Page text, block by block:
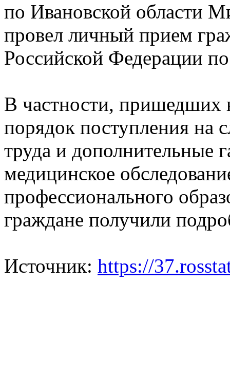
по Ивановской области
провел личный прием
Российской Федерации
В частности, пришедших
порядок поступления на
труда и дополнительные
медицинское
профессионального
граждане получили
Источник: https://